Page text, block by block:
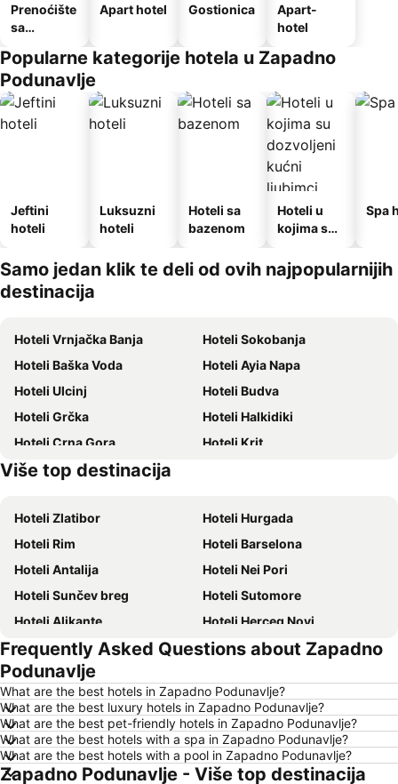
Prenoćište
sa
Apart hotel Gostionica
Apart-
hotel
Popularne kategorije hotela u Zapadno
Podunavlje
Jeftini
hoteli
Luksuzni
hoteli
Hoteli sa
bazenom
Hoteli u
kojima su
kućni
ljubimci
Spa
Samo jedan klik te deli od ovih najpopularnijih
destinacija
Hoteli Vrnjačka Banja
Hoteli Sokobanja
Hoteli Baška Voda
Hoteli Ayia Napa
Hoteli Ulcinj
Hoteli Budva
Hoteli Grčka
Hoteli Halkidiki
Hoteli Crna Gora
Hoteli Krit
Hoteli Ostrvo Tasos
Više top destinacija
Hoteli Zlatibor
Hoteli Hurgada
Hoteli Rim
Hoteli Barselona
Hoteli Antalija
Hoteli Nei Pori
Hoteli Sunčev breg
Hoteli Sutomore
Hoteli Alikante
Hoteli Herceg Novi
Hoteli Bečići
Hoteli Algero
Hoteli Petrovac
Hoteli Ohrid
Hoteli Ljoret de Mar
Hoteli Atina
Hoteli Solun
Hoteli Nica
Hoteli Sitonia
Hoteli Majorka
Hoteli Srbija
Frequently Asked Questions about Zapadno
Podunavlje
What are the best hotels in Zapadno Podunavlje?
What are the best luxury hotels in Zapadno Podunavlje?
What are the best pet-friendly hotels in Zapadno Podunavlje?
What are the best hotels with a spa in Zapadno Podunavlje?
What are the best hotels with a pool in Zapadno Podunavlje?
Zapadno Podunavlje - Više top destinacija